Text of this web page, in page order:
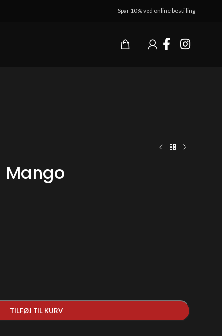
Spar 10% ved online bestilling
Mango
TILFØJ TIL KURV